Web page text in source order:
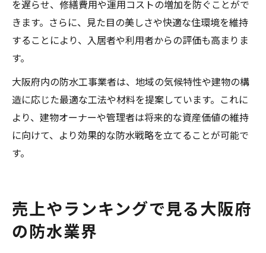
を遅らせ、修繕費用や運用コストの増加を防ぐことがで
きます。さらに、見た目の美しさや快適な住環境を維持
することにより、入居者や利用者からの評価も高まりま
す。
大阪府内の防水工事業者は、地域の気候特性や建物の構
造に応じた最適な工法や材料を提案しています。これに
より、建物オーナーや管理者は将来的な資産価値の維持
に向けて、より効果的な防水戦略を立てることが可能で
す。
売上やランキングで見る大阪府
の防水業界